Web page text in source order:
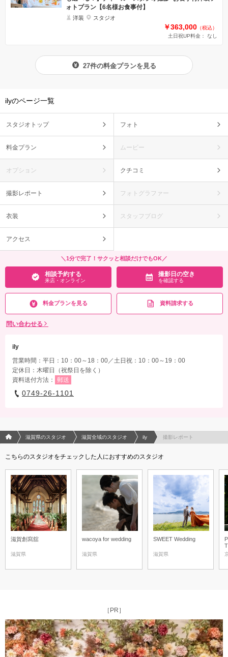
ォトプラン【6名様お食事付】
洋装 スタジオ
￥363,000 （税込）
土日祝UP料金： なし
27件の料金プランを見る
ilyのページ一覧
スタジオトップ フォト
料金プラン ムービー
オプション クチコミ
撮影レポート フォトグラファー
衣装 スタッフブログ
アクセス
＼1分で完了！サクッと相談だけでもOK／
相談予約する
来店・オンライン
撮影日の空き
を確認する
料金プランを見る 資料請求する
問い合わせる
ily
営業時間：平日：10：00～18：00／土日祝：10：00～19：00
定休日：木曜日（祝祭日を除く）
資料送付方法：
郵送
0749-26-1101
フォトウエディング/結婚写真のPhotorait ホーム
滋賀県のスタジオ 滋賀全域のスタジオ ily 撮影レポート
こちらのスタジオをチェックした人におすすめのスタジオ
滋賀創寫舘
滋賀県
wacoya for wedding
滋賀県
SWEET Wedding
滋賀県
［PR］